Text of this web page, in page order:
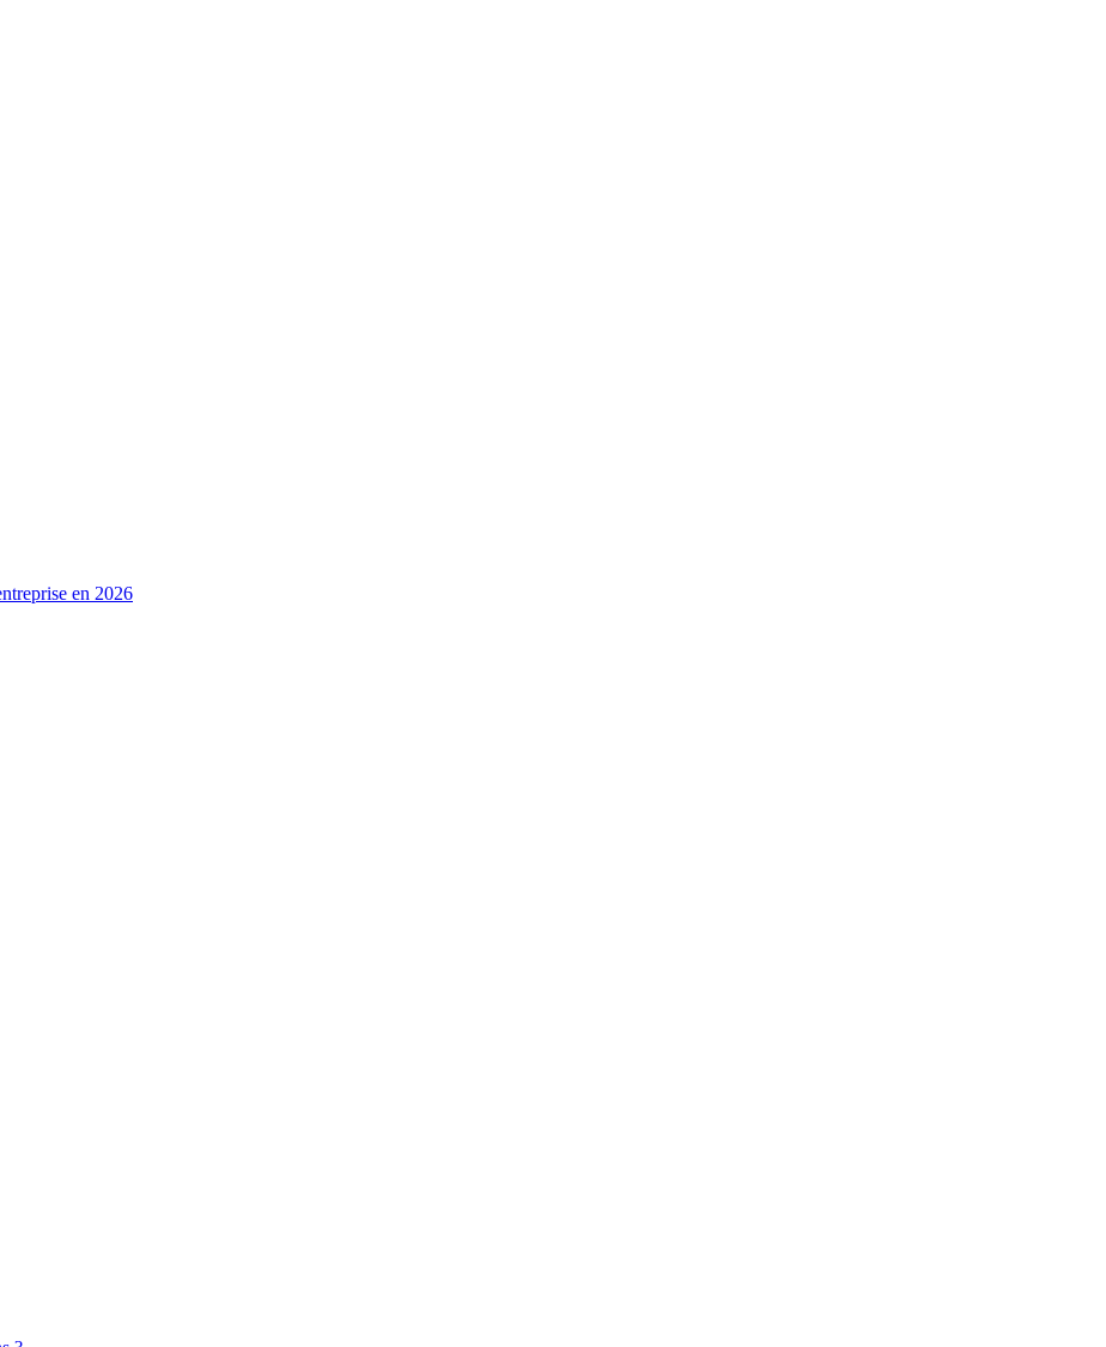
en 2026